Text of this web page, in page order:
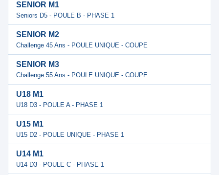
SENIOR M1
Seniors D5 - POULE B - PHASE 1
SENIOR M2
Challenge 45 Ans - POULE UNIQUE - COUPE
SENIOR M3
Challenge 55 Ans - POULE UNIQUE - COUPE
U18 M1
U18 D3 - POULE A - PHASE 1
U15 M1
U15 D2 - POULE UNIQUE - PHASE 1
U14 M1
U14 D3 - POULE C - PHASE 1